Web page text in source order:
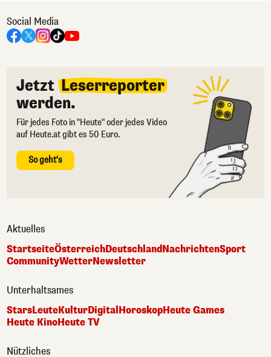
Social Media
Jetzt Leserreporter
werden.
Für jedes Foto in "Heute" oder jedes Video
auf Heute.at gibt es 50 Euro.
So geht's
Aktuelles
StartseiteÖsterreichDeutschlandNachrichtenSport
CommunityWetterNewsletter
Unterhaltsames
StarsLeuteKulturDigitalHoroskopHeute Games
Heute KinoHeute TV
Nützliches